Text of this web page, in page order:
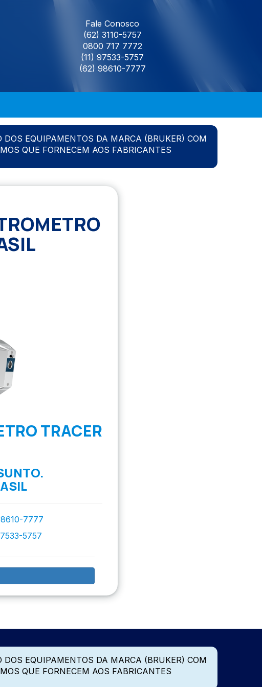
Fale Conosco
(62) 3110-5757
0800 717 7772
(11) 97533-5757
(62) 98610-7777
EQUIPAMENTOS DA MARCA (BRUKER) COM
QUE FORNECEM AOS FABRICANTES
TRACER
7777
5757
EQUIPAMENTOS DA MARCA (BRUKER) COM
QUE FORNECEM AOS FABRICANTES